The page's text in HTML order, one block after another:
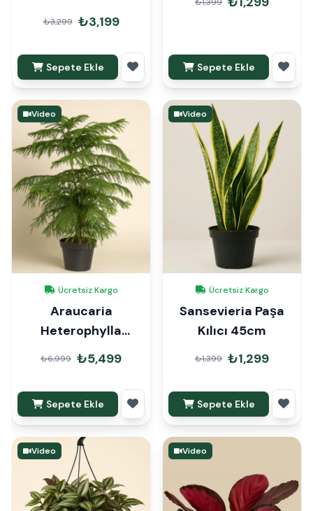
cm Hediye Paketli
₺3,299 ₺3,199
Sepete Ekle Sepete Ekle
Video
Ücretsiz Kargo
Araucaria
Heterophylla
Arokarya Çam 110-
120cm
₺6,999 ₺5,499
Sepete Ekle
Video
Ücretsiz Kargo
Sansevieria Paşa
Kılıcı 45cm
₺1,399 ₺1,299
Sepete Ekle
Video Video